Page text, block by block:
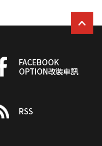
FACEBOOK
OPTION改裝車訊
RSS